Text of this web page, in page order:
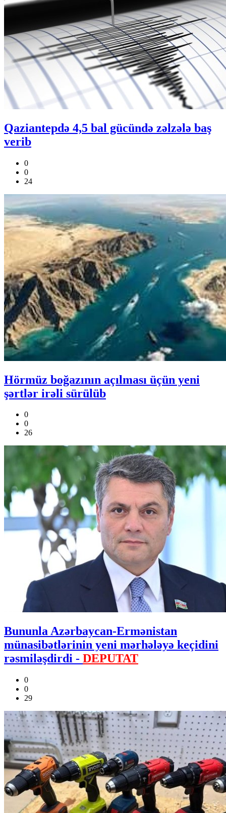
Qaziantepdə 4,5 bal gücündə zəlzələ baş
verib
0
0
24
Hörmüz boğazının açılması üçün yeni
şərtlər irəli sürülüb
0
0
26
Bununla Azərbaycan-Ermənistan
münasibətlərinin yeni mərhələyə keçidini
rəsmiləşdirdi - DEPUTAT
0
0
29